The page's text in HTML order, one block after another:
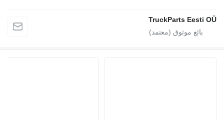
TruckParts Eesti